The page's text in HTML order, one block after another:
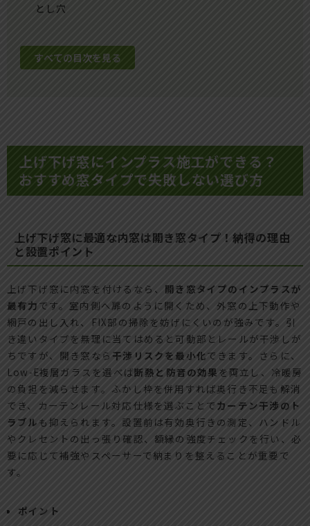
とし穴
すべての目次を見る
上げ下げ窓にインプラス施工ができる？
おすすめ窓タイプで失敗しない選び方
上げ下げ窓に最適な内窓は開き窓タイプ！納得の理由
と設置ポイント
上げ下げ窓に内窓を付けるなら、 開き窓タイプのインプラスが
最有力 です。室内側へ扉のように開くため、外窓の上下動作や
網戸の出し入れ、FIX部の掃除を妨げにくいのが強みです。引
き違いタイプを無理に当てはめると可動部とレールが干渉しが
ちですが、開き窓なら 干渉リスクを最小化できます。さらに、
Low-E複層ガラスを選べば断熱と防音の効果 を両立し、冷暖房
の負担を減らせます。ふかし枠を併用すれば奥行き不足も解消
でき、カーテンレール対応仕様を選ぶことで カーテン干渉のト
ラブル も抑えられます。設置前は有効奥行きの測定、ハンドル
やクレセントの出っ張り確認、額縁の強度チェックを行い、必
要に応じて補強やスペーサーで納まりを整えることが重要で
す。
ポイント